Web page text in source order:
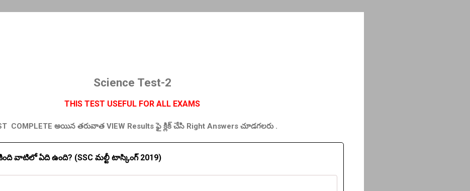
Science Test-2
THIS TEST USEFUL FOR ALL EXAMS
COMPLETE అయిన తరువాత VIEW Results ఫై క్లిక్ చేసి Right Answers చూడగలరు .
వాటిలో ఏది ఉంది? (SSC మల్టీ టాస్కింగ్ 2019)